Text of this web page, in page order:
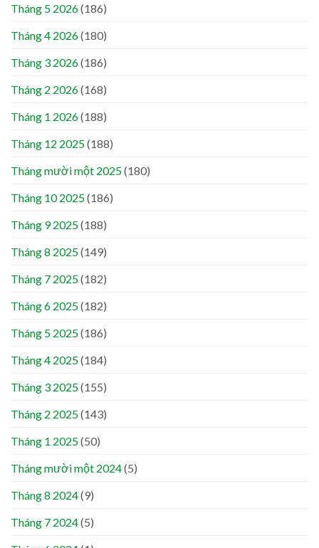
Tháng 5 2026(186)
Tháng 4 2026(180)
Tháng 3 2026(186)
Tháng 2 2026(168)
Tháng 1 2026(188)
Tháng 12 2025(188)
Tháng mười một 2025(180)
Tháng 10 2025(186)
Tháng 9 2025(188)
Tháng 8 2025(149)
Tháng 7 2025(182)
Tháng 6 2025(182)
Tháng 5 2025(186)
Tháng 4 2025(184)
Tháng 3 2025(155)
Tháng 2 2025(143)
Tháng 1 2025(50)
Tháng mười một 2024(5)
Tháng 8 2024(9)
Tháng 7 2024(5)